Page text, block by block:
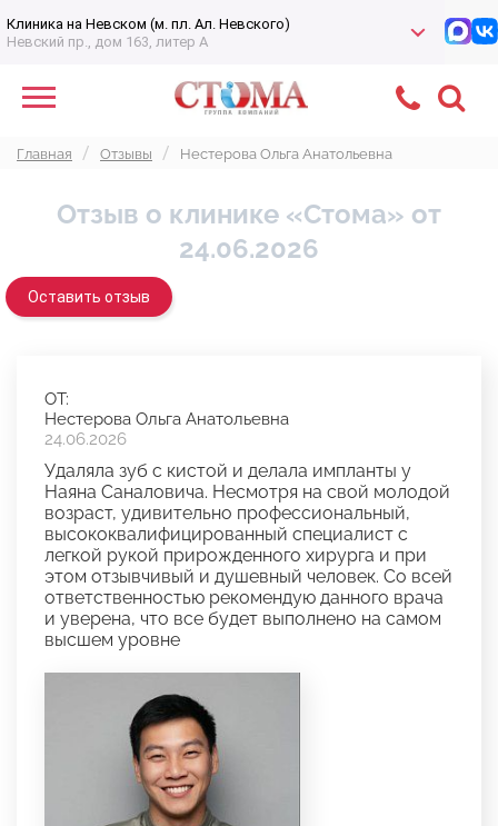
Клиника на Невском (м. пл. Ал. Невского)
Невский пр., дом 163, литер А
Главная Отзывы Нестерова Ольга Анатольевна
Отзыв о клинике «Стома» от
24.06.2026
Оставить отзыв
ОТ:
Нестерова Ольга Анатольевна
24.06.2026
Удаляла зуб с кистой и делала импланты у
Наяна Саналовича. Несмотря на свой молодой
возраст, удивительно профессиональный,
высококвалифицированный специалист с
легкой рукой прирожденного хирурга и при
этом отзывчивый и душевный человек. Со всей
ответственностью рекомендую данного врача
и уверена, что все будет выполнено на самом
высшем уровне